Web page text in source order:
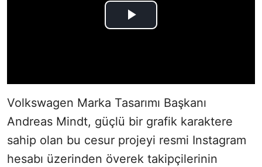
Volkswagen Marka Tasarımı Başkanı
Andreas Mindt, güçlü bir grafik karaktere
sahip olan bu cesur projeyi resmi Instagram
hesabı üzerinden överek takipçilerinin